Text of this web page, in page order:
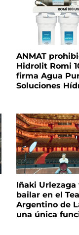
ANMAT
Hidrolit Romi
firma Agua
Soluciones
Iñaki Urlezaga
bailar en el
Argentino de
una única